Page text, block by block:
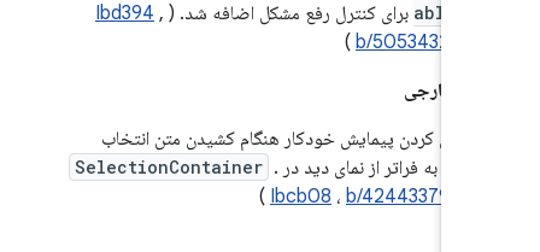
برای کنترل رفع مشکل اضافه شد. ( Ibd394 ,
b/505343254
)
فعال کردن پیمایش خودکار هنگام کشیدن متن انتخاب
شده به فراتر از نمای دید در
SelectionContainer .
(Ibcb08،b/424433794